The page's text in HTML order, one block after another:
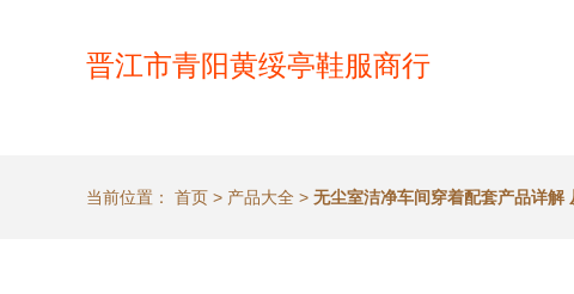
晋江市青阳黄绥亭鞋服商行
当前位置： 首页 > 产品大全 > 无尘室洁净车间穿着配套产品详解